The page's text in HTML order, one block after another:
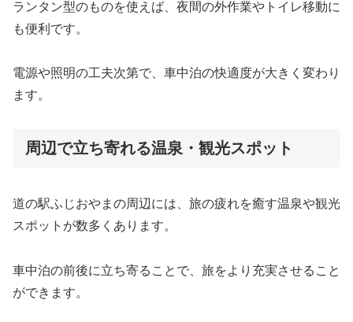
ランタン型のものを使えば、夜間の外作業やトイレ移動に
も便利です。
電源や照明の工夫次第で、車中泊の快適度が大きく変わり
ます。
周辺で立ち寄れる温泉・観光スポット
道の駅ふじおやまの周辺には、旅の疲れを癒す温泉や観光
スポットが数多くあります。
車中泊の前後に立ち寄ることで、旅をより充実させること
ができます。